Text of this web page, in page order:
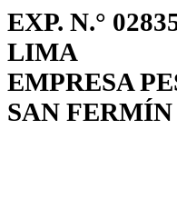
EXP. N.°
LIMA
EMPRESA
SAN FERMÍN